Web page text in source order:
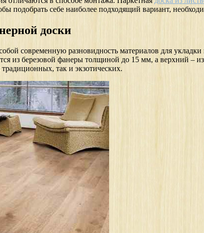
подобрать себе наиболее подходящий вариант,
доски
современную разновидность материалов для
из березовой фанеры толщиной до 15 мм, а верхний
так и экзотических.